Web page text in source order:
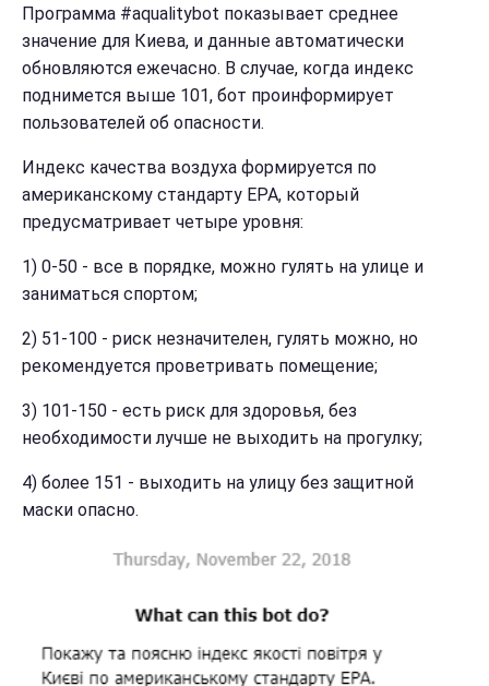
Программа #aqualitybot показывает среднее
значение для Киева, и данные автоматически
обновляются ежечасно. В случае, когда индекс
поднимется выше 101, бот проинформирует
пользователей об опасности.
Индекс качества воздуха формируется по
американскому стандарту EPA, который
предусматривает четыре уровня:
1) 0-50 - все в порядке, можно гулять на улице и
заниматься спортом;
2) 51-100 - риск незначителен, гулять можно, но
рекомендуется проветривать помещение;
3) 101-150 - есть риск для здоровья, без
необходимости лучше не выходить на прогулку;
4) более 151 - выходить на улицу без защитной
маски опасно.